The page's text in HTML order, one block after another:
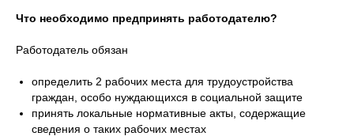
Что необходимо предпринять работодателю?
Работодатель обязан
определить 2 рабочих места для трудоустройства
граждан, особо нуждающихся в социальной защите
принять локальные нормативные акты, содержащие
сведения о таких рабочих местах